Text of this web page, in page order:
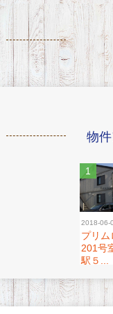
物
2018-06-
プリム
201号
駅５...